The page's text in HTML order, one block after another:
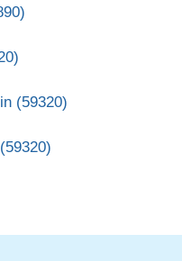
(59320)